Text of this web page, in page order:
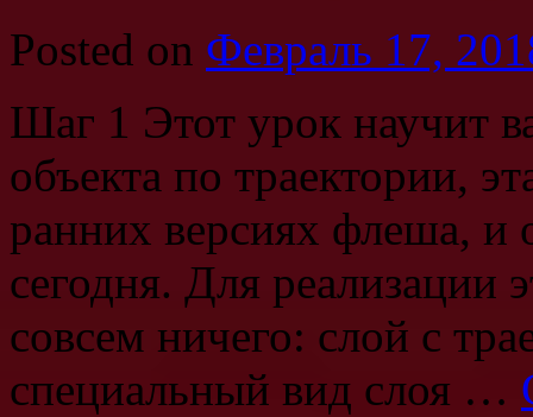
Posted on Февраль 17,
Шаг 1 Этот урок научит
объекта по траектории,
ранних версиях флеша, и
сегодня. Для
совсем ничего: слой с
специальный вид слоя …